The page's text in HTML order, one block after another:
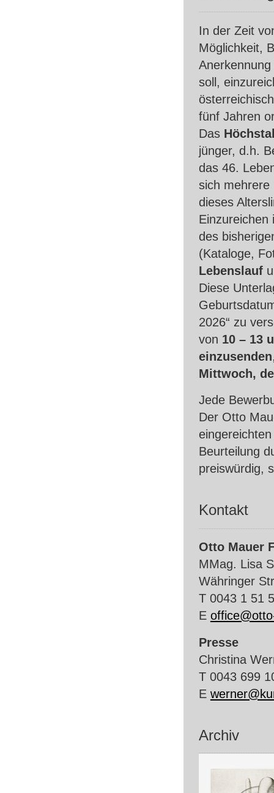
In der Zeit
Möglichkeit,
soll,
fünf Jahren
Das
jünger, d.h.
das 46.
sich mehrere
dieses
des
(Kataloge,
Lebenslauf
Diese
2026“ zu
von 10 – 13
einzusenden
Mittwoch,
Jede
Der Otto
Beurteilung
preiswürdig,
Kontakt
Otto Mauer
MMag. Lisa
Währinger
T 0043 1 51
E
Presse
Christina
T 0043 699
E
Archiv